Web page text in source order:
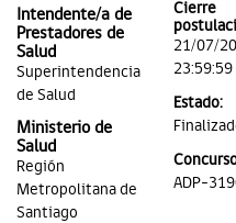
Intendente/a de
Prestadores de
Salud
Superintendencia
de Salud
Ministerio de
Salud
Región
Metropolitana de
Santiago
Cierre
21/07/
23:59:59
Estado:
ADP-